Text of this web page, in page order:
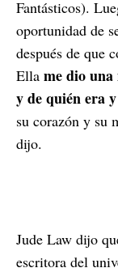
Fantásticos).
oportunidad de
después de que
Ella me dio
y de quién era
su corazón y su
dijo.
Jude Law dijo
escritora del